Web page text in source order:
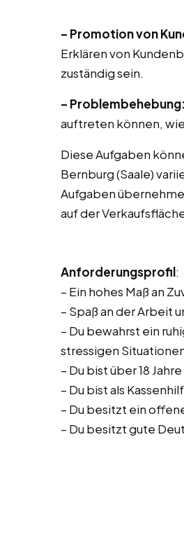
– Promotion von
Erklären von
zuständig sein.
– Problembehebung:
auftreten können,
Diese Aufgaben
Bernburg (Saale)
Aufgaben
auf der
Anforderungsprofil:
– Ein hohes Maß an
– Spaß an der Arbeit
– Du bewahrst ein
stressigen
– Du bist über 18
– Du bist als
– Du besitzt ein
– Du besitzt gute